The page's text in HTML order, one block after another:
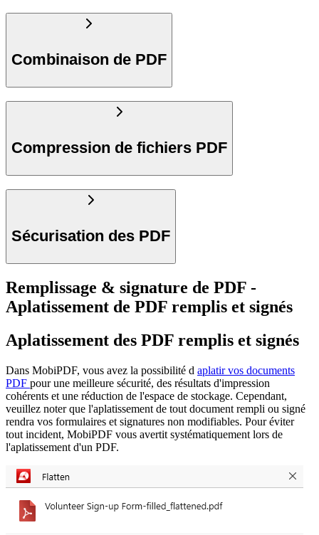
Combinaison de PDF
Compression de fichiers PDF
Sécurisation des PDF
Remplissage & signature de PDF -
Aplatissement de PDF remplis et signés
Aplatissement des PDF remplis et signés
Dans MobiPDF, vous avez la possibilité d aplatir vos documents
PDF pour une meilleure sécurité, des résultats d'impression
cohérents et une réduction de l'espace de stockage. Cependant,
veuillez noter que l'aplatissement de tout document rempli ou signé
rendra vos formulaires et signatures non modifiables. Pour éviter
tout incident, MobiPDF vous avertit systématiquement lors de
l'aplatissement d'un PDF.